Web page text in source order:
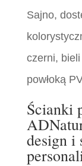
Sajno,
czerni,
powłoką
Ścianki
design i